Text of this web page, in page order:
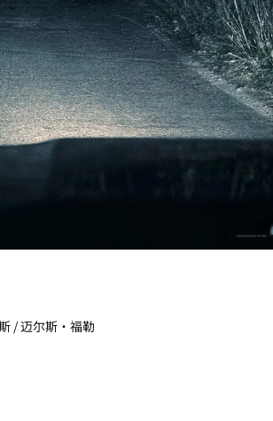
/ 迈尔斯·福勒